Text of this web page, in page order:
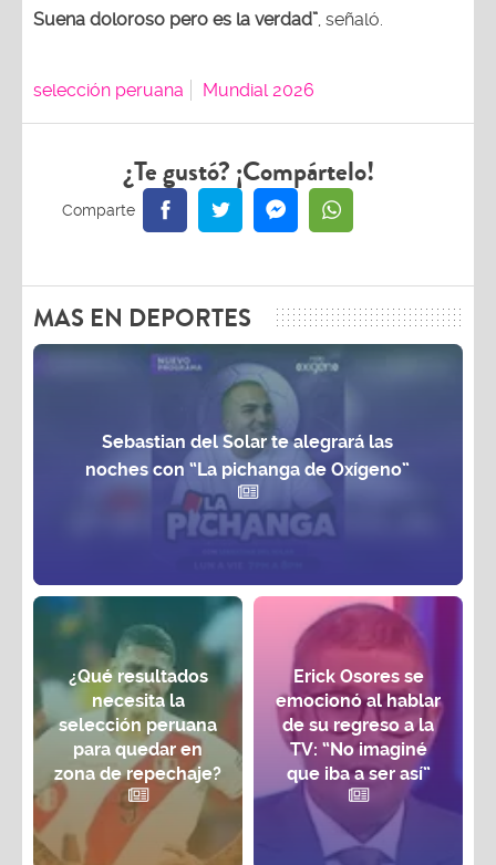
Suena doloroso pero es la verdad”, señaló.
selección peruana Mundial 2026
¿Te gustó? ¡Compártelo!
MAS EN DEPORTES
Sebastian del Solar te alegrará las
noches con “La pichanga de Oxígeno”
¿Qué resultados
necesita la
selección peruana
para quedar en
zona de repechaje?
Erick Osores se
emocionó al hablar
de su regreso a la
TV: “No imaginé
que iba a ser así”